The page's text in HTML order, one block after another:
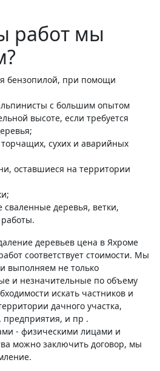
работ мы
бензопилой, при помощи
с большим опытом
высоте, если требуется
сухих и аварийных
оставшиеся на территории
сваленные деревья, ветки,
деревьев цена в Яхроме
соответствует стоимости. Мы
выполняем не только
и незначительные по объему
искать частников и
дачного участка,
предприятия, и пр .
- физическими лицами и
можно заключить договор, мы